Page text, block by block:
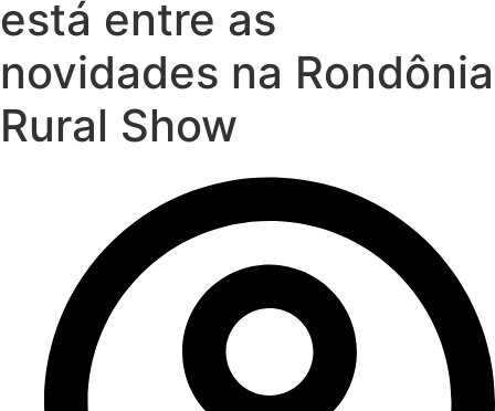
está entre as
novidades na Rondônia
Rural Show